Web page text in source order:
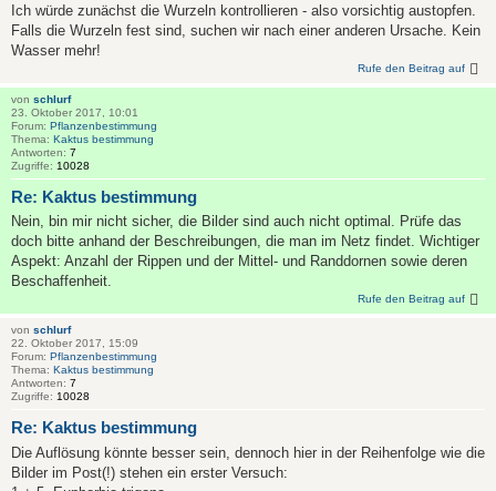
Ich würde zunächst die Wurzeln kontrollieren - also vorsichtig austopfen.
Falls die Wurzeln fest sind, suchen wir nach einer anderen Ursache. Kein
Wasser mehr!
Rufe den Beitrag auf
von schlurf
23. Oktober 2017, 10:01
Forum: Pflanzenbestimmung
Thema: Kaktus bestimmung
Antworten: 7
Zugriffe: 10028
Re: Kaktus bestimmung
Nein, bin mir nicht sicher, die Bilder sind auch nicht optimal. Prüfe das
doch bitte anhand der Beschreibungen, die man im Netz findet. Wichtiger
Aspekt: Anzahl der Rippen und der Mittel- und Randdornen sowie deren
Beschaffenheit.
Rufe den Beitrag auf
von schlurf
22. Oktober 2017, 15:09
Forum: Pflanzenbestimmung
Thema: Kaktus bestimmung
Antworten: 7
Zugriffe: 10028
Re: Kaktus bestimmung
Die Auflösung könnte besser sein, dennoch hier in der Reihenfolge wie die
Bilder im Post(!) stehen ein erster Versuch: